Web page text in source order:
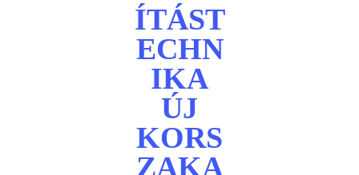
ÍTÁST
ECHN
IKA
ÚJ
KORS
ZAKA